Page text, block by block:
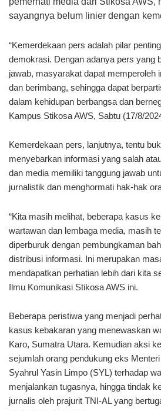
sayangnya belum linier dengan
“Kemerdekaan pers adalah pilar
demokrasi. Dengan adanya pers yang
jawab, masyarakat dapat memperoleh
dan berimbang, sehingga dapat
dalam kehidupan berbangsa dan
Kampus Stikosa AWS, Sabtu (17/8/
Kemerdekaan pers, lanjutnya, tentu
menyebarkan informasi yang salah
dan media memiliki tanggung jawab
jurnalistik dan menghormati hak-hak
“Kita masih melihat, beberapa kasus
wartawan dan lembaga media, masih
diperburuk dengan pembungkaman
distribusi informasi. Ini merupakan
mendapatkan perhatian lebih dari kita
Ilmu Komunikasi Stikosa AWS ini.
Beberapa peristiwa yang menjadi
kasus kebakaran yang menewaskan
Karo, Sumatra Utara. Kemudian aksi
sejumlah orang pendukung eks
Syahrul Yasin Limpo (SYL) terhadap
menjalankan tugasnya, hingga tindak
jurnalis oleh prajurit TNI-AL yang